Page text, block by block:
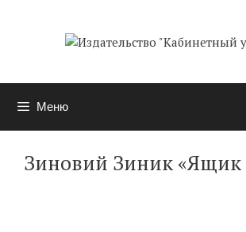
содержимому
Меню
Зиновий Зиник «Ящик